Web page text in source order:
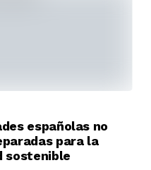
españolas no
para la
sostenible